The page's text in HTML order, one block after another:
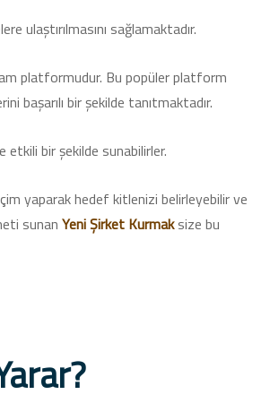
ulaştırılmasını sağlamaktadır.
platformudur. Bu popüler platform
başarılı bir şekilde tanıtmaktadır.
etkili bir şekilde sunabilirler.
yaparak hedef kitlenizi belirleyebilir ve
sunan Yeni Şirket Kurmak size bu